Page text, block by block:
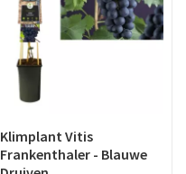
Klimplant Vitis
Frankenthaler - Blauwe